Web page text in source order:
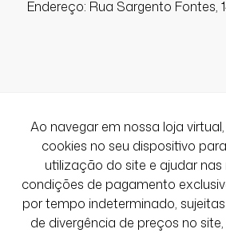
13/06/2026 às 09h48
Itanhaém / SP
Amei, o tecido é
corpo é perfeito!
pessoas ficam
Endereço: Rua Sargento
Ao navegar em nossa loja
cookies no seu dispositivo
utilização do site e ajudar
condições de pagamento
por tempo indeterminado,
de divergência de preços no